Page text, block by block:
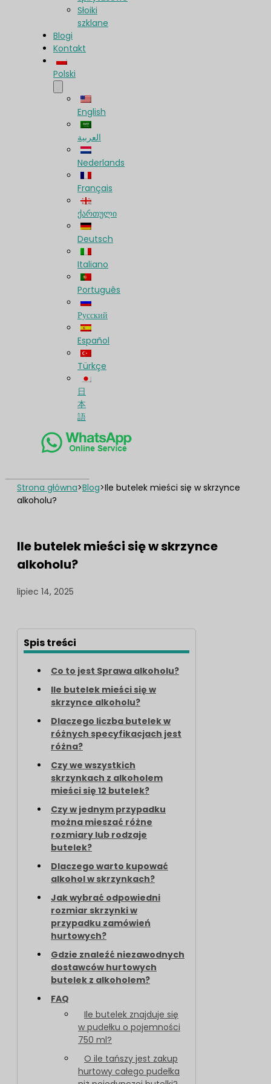
Słoiki
szklane
Blogi
Kontakt
Polski
English
العربية
Nederlands
Français
ქართული
Deutsch
Italiano
Português
Русский
Español
Türkçe
日
本
語
Strona główna>Blog>Ile butelek mieści się w skrzynce
alkoholu?
Ile butelek mieści się w skrzynce
alkoholu?
lipiec 14, 2025
Spis treści
Co to jest Sprawa alkoholu?
Ile butelek mieści się w
skrzynce alkoholu?
Dlaczego liczba butelek w
różnych specyfikacjach jest
różna?
Czy we wszystkich
skrzynkach z alkoholem
mieści się 12 butelek?
Czy w jednym przypadku
można mieszać różne
rozmiary lub rodzaje
butelek?
Dlaczego warto kupować
alkohol w skrzynkach?
Jak wybrać odpowiedni
rozmiar skrzynki w
przypadku zamówień
hurtowych?
Gdzie znaleźć niezawodnych
dostawców hurtowych
butelek z alkoholem?
FAQ
Ile butelek znajduje się
w pudełku o pojemności
750 ml?
O ile tańszy jest zakup
hurtowy całego pudełka